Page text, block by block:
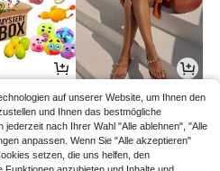
15,99€
auf unserer Website, um Ihnen den
und Ihnen das bestmögliche
jederzeit nach Ihrer Wahl "Alle ablehnen", "Alle
anpassen. Wenn Sie "Alle akzeptieren"
setzen, die uns helfen, den